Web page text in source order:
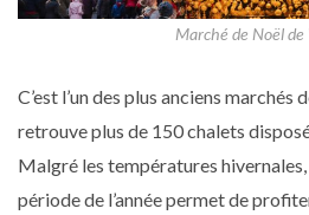
Marché de Noël de
C’est l’un des plus anciens marchés
retrouve plus de 150 chalets
Malgré les températures
période de l’année permet de